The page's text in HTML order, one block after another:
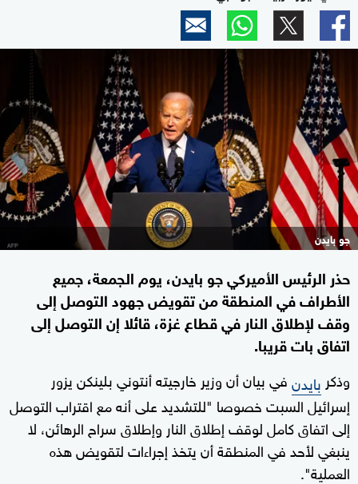
جو بايدن
حذر الرئيس الأميركي جو بايدن، يوم الجمعة، جميع
الأطراف في المنطقة من تقويض جهود التوصل إلى
وقف لإطلاق النار في قطاع غزة، قائلا إن التوصل إلى
اتفاق بات قريبا.
وذكر بايدنفي بيان أن وزير خارجيته أنتوني بلينكن يزور
إسرائيل السبت خصوصا "للتشديد على أنه مع اقتراب التوصل
إلى اتفاق كامل لوقف إطلاق النار وإطلاق سراح الرهائن، لا
ينبغي لأحد في المنطقة أن يتخذ إجراءات لتقويض هذه
العملية".